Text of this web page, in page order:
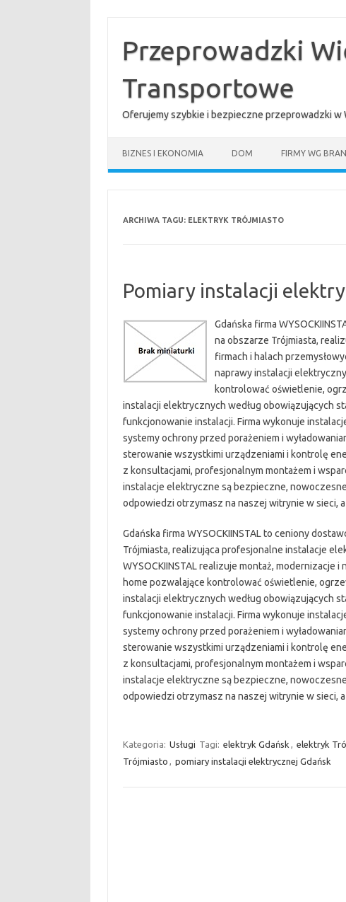
treściPrzeprowadzki
Transportowe
Oferujemy szybkie i bezpieczne przeprowadzki w
BIZNES I EKONOMIA DOM FIRMY WG
ARCHIWA TAGU: ELEKTRYK TRÓJMIASTO
Pomiary instalacji
Gdańska firma
na obszarze Trójmiasta,
firmach i halach
naprawy instalacji
kontrolować oświetlenie,
instalacji elektrycznych według obowiązujących
funkcjonowanie instalacji. Firma wykonuje
systemy ochrony przed porażeniem i
sterowanie wszystkimi urządzeniami i kontrolę
z konsultacjami, profesjonalnym montażem i
instalacje elektryczne są bezpieczne,
odpowiedzi otrzymasz na naszej witrynie w sieci,
Gdańska firma WYSOCKIINSTAL to ceniony
Trójmiasta, realizująca profesjonalne instalacje
WYSOCKIINSTAL realizuje montaż, modernizacje
home pozwalające kontrolować oświetlenie,
instalacji elektrycznych według obowiązujących
funkcjonowanie instalacji. Firma wykonuje
systemy ochrony przed porażeniem i
sterowanie wszystkimi urządzeniami i kontrolę
z konsultacjami, profesjonalnym montażem i
instalacje elektryczne są bezpieczne,
odpowiedzi otrzymasz na naszej witrynie w sieci,
Kategoria: Usługi Tagi: elektryk Gdańsk , elektryk
Trójmiasto , pomiary instalacji elektrycznej Gdańsk